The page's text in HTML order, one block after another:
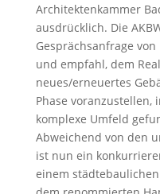
Architektenkammer
ausdrücklich. Die
Gesprächsanfrage
und empfahl, dem
neues/erneuertes
Phase voranzustellen,
komplexe Umfeld
Abweichend von den
ist nun ein
einem